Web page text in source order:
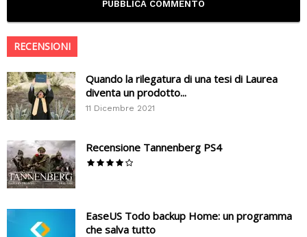
RECENSIONI
Quando la rilegatura di una tesi di Laurea
diventa un prodotto...
11 Dicembre 2021
Recensione Tannenberg PS4
EaseUS Todo backup Home: un programma
che salva tutto